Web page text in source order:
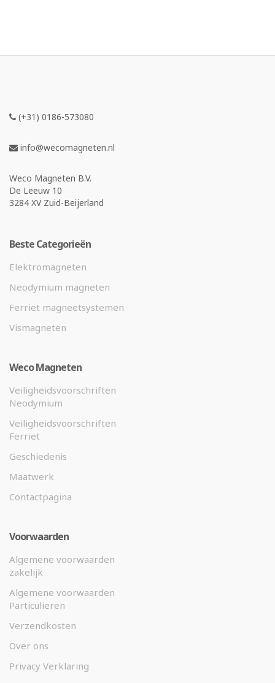
(+31) 0186-573080
info@wecomagneten.nl
Weco Magneten B.V.
De Leeuw 10
3284 XV Zuid-Beijerland
Beste Categorieën
Elektromagneten
Neodymium magneten
Ferriet magneetsystemen
Vismagneten
Weco Magneten
Veiligheidsvoorschriften
Neodymium
Veiligheidsvoorschriften
Ferriet
Geschiedenis
Maatwerk
Contactpagina
Voorwaarden
Algemene voorwaarden
zakelijk
Algemene voorwaarden
Particulieren
Verzendkosten
Over ons
Privacy Verklaring